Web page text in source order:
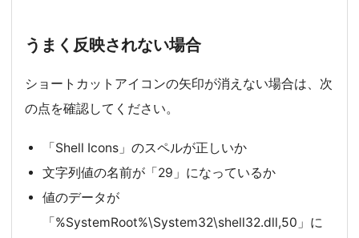
うまく反映されない場合
ショートカットアイコンの矢印が消えない場合は、次
の点を確認してください。
「Shell Icons」のスペルが正しいか
文字列値の名前が「29」になっているか
値のデータが
「%SystemRoot%\System32\shell32.dll,50」に